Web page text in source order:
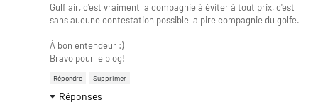
Gulf air, c'est vraiment la compagnie à éviter à tout prix, c'est
sans aucune contestation possible la pire compagnie du golfe.
À bon entendeur :)
Bravo pour le blog!
Répondre Supprimer
Réponses